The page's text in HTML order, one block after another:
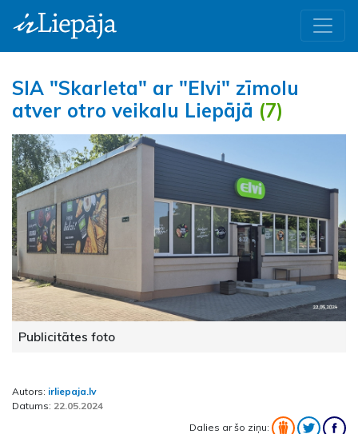
SIA "Skarleta" ar "Elvi" zīmolu
atver otro veikalu Liepājā (7)
Publicitātes foto
Autors: irliepaja.lv
Datums: 22.05.2024
Dalies ar šo ziņu: